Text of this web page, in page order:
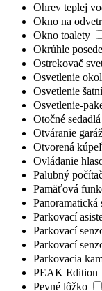
Ohrev teplej
Okno na
Okno toalety
Okrúhle
Ostrekovač
Osvetlenie
Osvetlenie
Osvetlenie-
Otočné
Otváranie
Otvorená
Ovládanie
Palubný
Pamäťová
Panoramatická
Parkovací
Parkovací
Parkovací
Parkovacia
PEAK Edition
Pevné lôžko